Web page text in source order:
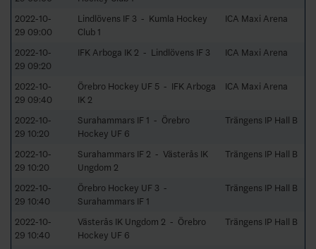
2022-10-
29 09:00
Lindlövens IF 3 - Kumla Hockey
Club 1
ICA Maxi Arena
2022-10-
29 09:20
IFK Arboga IK 2 - Lindlövens IF 3 ICA Maxi Arena
2022-10-
29 09:40
Örebro Hockey UF 5 - IFK Arboga
IK 2
ICA Maxi Arena
2022-10-
29 10:20
Surahammars IF 1 - Örebro
Hockey UF 6
Trängens IP Hall B
2022-10-
29 10:20
Surahammars IF 2 - Västerås IK
Ungdom 2
Trängens IP Hall B
2022-10-
29 10:40
Örebro Hockey UF 3 -
Surahammars IF 1
Trängens IP Hall B
2022-10-
29 10:40
Västerås IK Ungdom 2 - Örebro
Hockey UF 6
Trängens IP Hall B